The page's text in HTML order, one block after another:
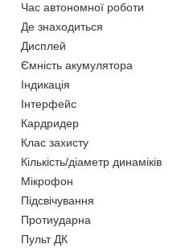
Час автономної роботи
Де знаходиться
Дисплей
Ємність акумулятора
Індикація
Інтерфейс
Кардридер
Клас захисту
Кількість/діаметр динаміків
Мікрофон
Підсвічування
Протиударна
Пульт ДК